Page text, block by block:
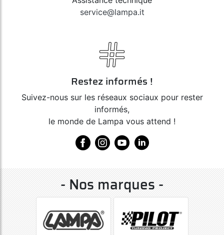
G-3 Professional, pistolet soufflage air
service@lampa.it
Restez informés !
Suivez-nous sur les réseaux sociaux pour rester
informés,
le monde de Lampa vous attend !
- Nos marques -